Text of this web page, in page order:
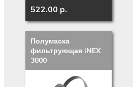
522.00 p.
Полумаска
фильтрующая iNEX
3000